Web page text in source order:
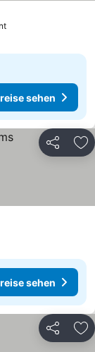
sehen
Teilen
sehen
Teilen